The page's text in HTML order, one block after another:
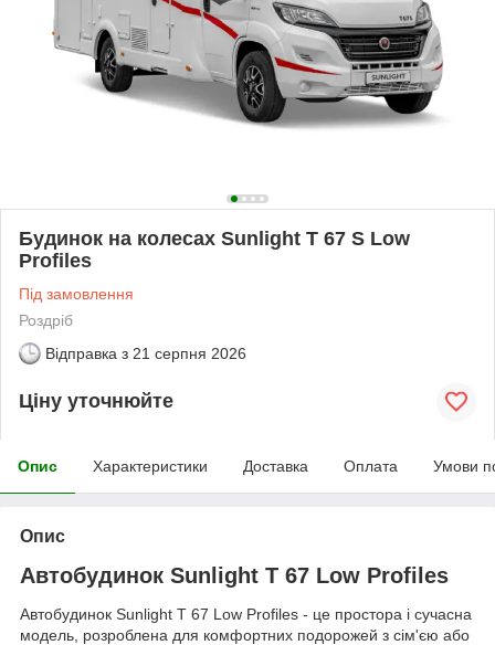
Будинок на колесах Sunlight T 67 S Low
Profiles
Під замовлення
Роздріб
Відправка з 21 серпня 2026
Ціну уточнюйте
Опис Характеристики Доставка Оплата Умови
Опис
Автобудинок Sunlight T 67 Low Profiles
Автобудинок Sunlight T 67 Low Profiles - це простора і сучасна
модель, розроблена для комфортних подорожей з сім'єю або